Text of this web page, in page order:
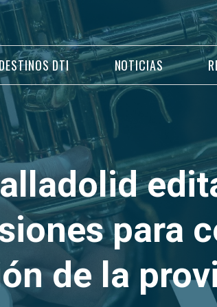
DTI NOTICIAS
para
de la